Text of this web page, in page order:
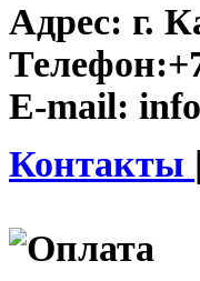
Адрес: г.
Телефон:
E-mail:
Контакты |